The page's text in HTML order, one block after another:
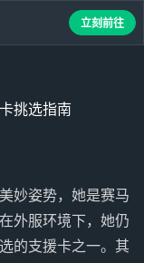
挑选指南
妙姿势，她是赛马
外服环境下，她仍
的支援卡之一。其
立刻前往